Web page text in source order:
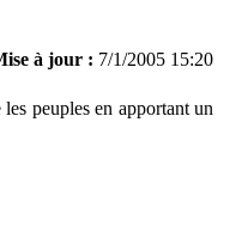
à jour : 7/1/2005 15:20
peuples en apportant un